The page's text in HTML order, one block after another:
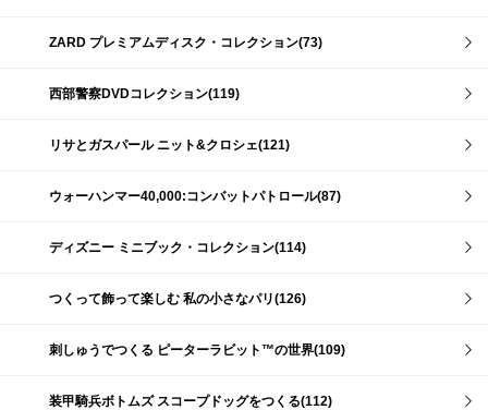
ZARD プレミアムディスク・コレクション(73)
西部警察DVDコレクション(119)
リサとガスパール ニット&クロシェ(121)
ウォーハンマー40,000:コンバットパトロール(87)
ディズニー ミニブック・コレクション(114)
つくって飾って楽しむ 私の小さなパリ(126)
刺しゅうでつくる ピーターラビット™の世界(109)
装甲騎兵ボトムズ スコープドッグをつくる(112)